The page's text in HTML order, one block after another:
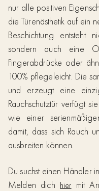
nur alle positiven
die Türenästhetik auf ein
Beschichtung entsteht
sondern auch eine
Fingerabdrücke oder
100% pflegeleicht. Die
und erzeugt eine
Rauchschutztür verfügt
wie einer
damit, dass sich Rauch
ausbreiten können.
Du suchst einen Händler
Melden dich hier mit